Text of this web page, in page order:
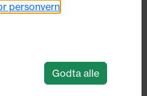
personvern
Godta alle